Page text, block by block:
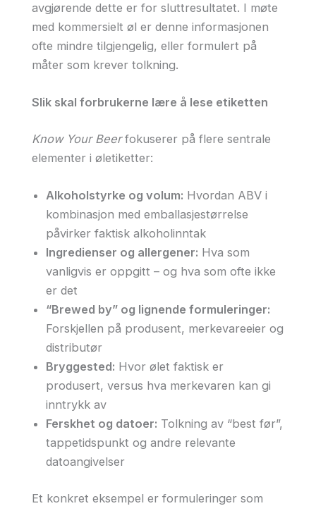
avgjørende dette er for sluttresultatet. I møte
med kommersielt øl er denne informasjonen
ofte mindre tilgjengelig, eller formulert på
måter som krever tolkning.
Slik skal forbrukerne lære å lese etiketten
Know Your Beerfokuserer på flere sentrale
elementer i øletiketter:
Alkoholstyrke og volum: Hvordan ABV i
kombinasjon med emballasjestørrelse
påvirker faktisk alkoholinntak
Ingredienser og allergener: Hva som
vanligvis er oppgitt – og hva som ofte ikke
er det
“Brewed by” og lignende formuleringer:
Forskjellen på produsent, merkevareeier og
distributør
Bryggested: Hvor ølet faktisk er
produsert, versus hva merkevaren kan gi
inntrykk av
Ferskhet og datoer: Tolkning av “best før”,
tappetidspunkt og andre relevante
datoangivelser
Et konkret eksempel er formuleringer som